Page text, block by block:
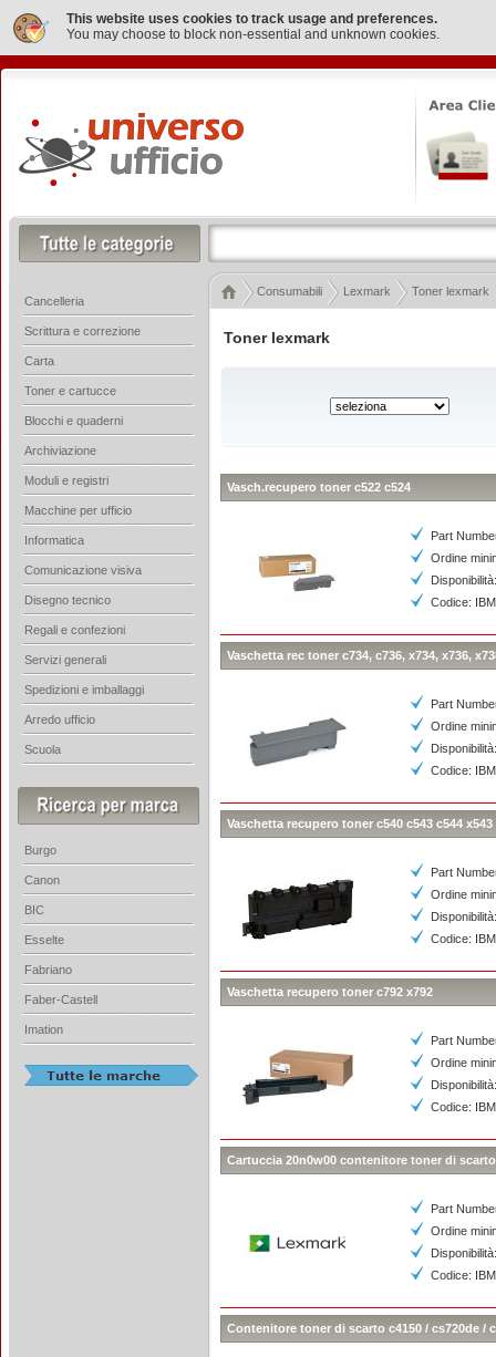
This website uses cookies to track usage and preferences.
You may choose to block non-essential and unknown cookies.
Toner lexmark
Vasch.recupero toner c522 c524
Part
Ordine
Codice:
Vaschetta rec toner c734, c736, x734, x736,
Part
Ordine
Codice:
Vaschetta recupero toner c540 c543 c544 x543
Part
Ordine
Codice:
Vaschetta recupero toner c792 x792
Part
Ordine
Codice:
Cartuccia 20n0w00 contenitore toner di scarto
Part
Ordine
Codice:
Contenitore toner di scarto c4150 / cs720de /
Consumabili Lexmark Toner lexmark
Cancelleria
Scrittura e correzione
Carta
Toner e cartucce
Blocchi e quaderni
Archiviazione
Moduli e registri
Macchine per ufficio
Informatica
Comunicazione visiva
Disegno tecnico
Regali e confezioni
Servizi generali
Spedizioni e imballaggi
Arredo ufficio
Scuola
Burgo
Canon
BIC
Esselte
Fabriano
Faber-Castell
Imation